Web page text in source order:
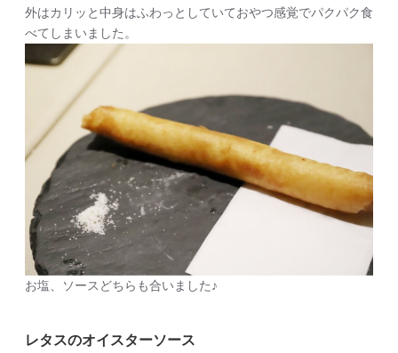
外はカリッと中身はふわっとしていておやつ感覚でパクパク食
べてしまいました。
お塩、ソースどちらも合いました♪
レタスのオイスターソース